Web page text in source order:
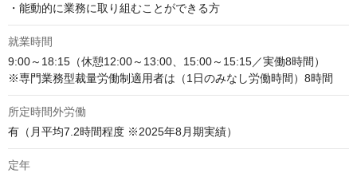
・能動的に業務に取り組むことができる方
就業時間
9:00～18:15（休憩12:00～13:00、15:00～15:15／実働8時間）
※専門業務型裁量労働制適用者は（1日のみなし労働時間）8時間
所定時間外労働
有（月平均7.2時間程度 ※2025年8月期実績）
定年